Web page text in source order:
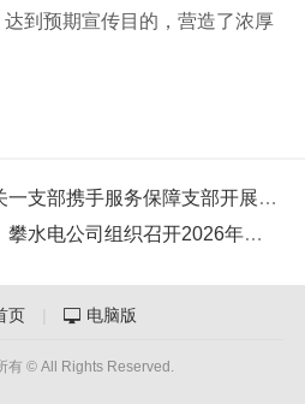
到预期宣传目的，营造了浓厚
部携手服务保障支部开展6月主题党日活动
公司组织召开2026年二季度经济运行分析会
页  电脑版
有 © All Rights Reserved.